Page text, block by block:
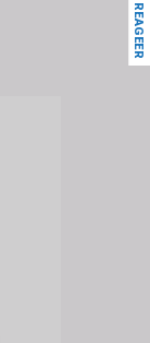
REAGEER